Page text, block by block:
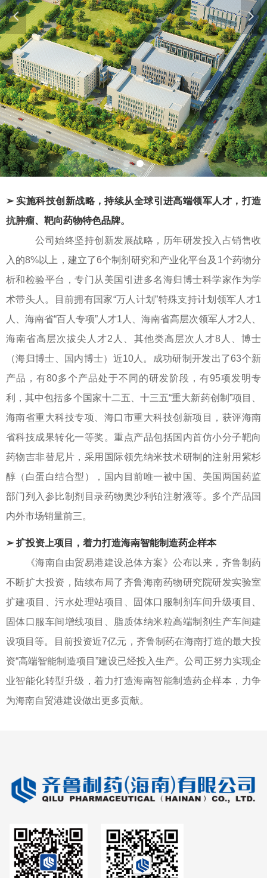
넳 넲
➢ 实施科技创新战略，持续从全球引进高端领军人才，打造
抗肿瘤、靶向药物特色品牌。
公司始终坚持创新发展战略，历年研发投入占销售收
入的8%以上，建立了6个制剂研究和产业化平台及1个药物分
析和检验平台，专门从美国引进多名海归博士科学家作为学
术带头人。目前拥有国家“万人计划”特殊支持计划领军人才1
人、海南省“百人专项”人才1人、海南省高层次领军人才2人、
海南省高层次拔尖人才2人、其他类高层次人才8人、博士
（海归博士、国内博士）近10人。成功研制开发出了63个新
产品，有80多个产品处于不同的研发阶段，有95项发明专
利，其中包括多个国家十二五、十三五“重大新药创制”项目、
海南省重大科技专项、海口市重大科技创新项目，获评海南
省科技成果转化一等奖。重点产品包括国内首仿小分子靶向
药物吉非替尼片，采用国际领先纳米技术研制的注射用紫杉
醇（白蛋白结合型），国内目前唯一被中国、美国两国药监
部门列入参比制剂目录药物奥沙利铂注射液等。多个产品国
内外市场销量前三。
➢ 扩投资上项目，着力打造海南智能制造药企样本
《海南自由贸易港建设总体方案》公布以来，齐鲁制药
不断扩大投资，陆续布局了齐鲁海南药物研究院研发实验室
扩建项目、污水处理站项目、固体口服制剂车间升级项目、
固体口服车间增线项目、脂质体纳米粒高端制剂生产车间建
设项目等。目前投资近7亿元，齐鲁制药在海南打造的最大投
资“高端智能制造项目”建设已经投入生产。公司正努力实现企
业智能化转型升级，着力打造海南智能制造药企样本，力争
为海南自贸港建设做出更多贡献。